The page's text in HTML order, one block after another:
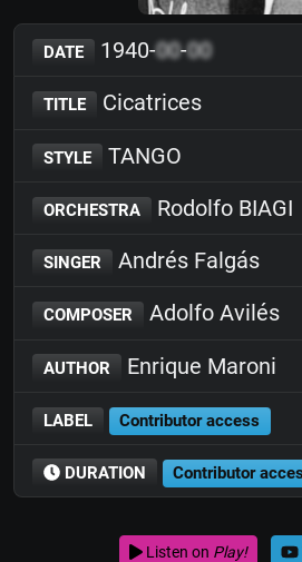
DATE 1940-00-00
TITLE Cicatrices
STYLE TANGO
ORCHESTRA Rodolfo BIAGI
SINGER Andrés Falgás
COMPOSER Adolfo Avilés
AUTHOR Enrique Maroni
LABEL Contributor access
DURATION Contributor
Listen on Play!